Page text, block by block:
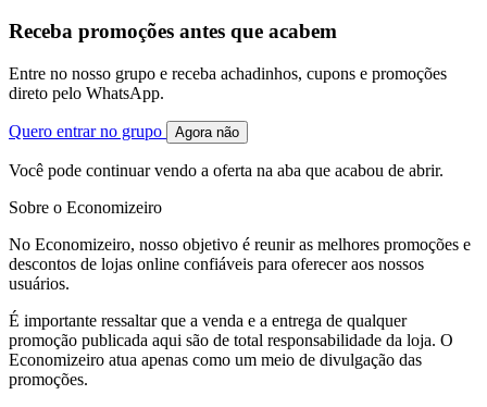
Receba promoções antes que acabem
Entre no nosso grupo e receba achadinhos, cupons e promoções
direto pelo WhatsApp.
Quero entrar no grupo Agora não
Você pode continuar vendo a oferta na aba que acabou de abrir.
Sobre o Economizeiro
No Economizeiro, nosso objetivo é reunir as melhores promoções e
descontos de lojas online confiáveis para oferecer aos nossos
usuários.
É importante ressaltar que a venda e a entrega de qualquer
promoção publicada aqui são de total responsabilidade da loja. O
Economizeiro atua apenas como um meio de divulgação das
promoções.